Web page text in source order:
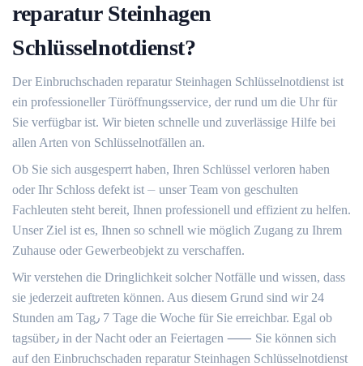
reparatur Steinhagen
Schlüsselnotdienst?
Der Einbruchschaden reparatur Steinhagen Schlüsselnotdienst ist
ein professioneller Türöffnungsservice, der rund um die Uhr für
Sie verfügbar ist.​ Wir bieten schnelle und zuverlässige Hilfe bei
allen Arten von Schlüsselnotfällen an.
Ob Sie sich ausgesperrt haben, Ihren Schlüssel verloren haben
oder Ihr Schloss defekt ist ⏤ unser Team von geschulten
Fachleuten steht bereit, Ihnen professionell und effizient zu helfen.​
Unser Ziel ist es, Ihnen so schnell wie möglich Zugang zu Ihrem
Zuhause oder Gewerbeobjekt zu verschaffen.​
Wir verstehen die Dringlichkeit solcher Notfälle und wissen, dass
sie jederzeit auftreten können. Aus diesem Grund sind wir 24
Stunden am Tag٫ 7 Tage die Woche für Sie erreichbar.​ Egal ob
tagsüber٫ in der Nacht oder an Feiertagen ⸺ Sie können sich
auf den Einbruchschaden reparatur Steinhagen Schlüsselnotdienst